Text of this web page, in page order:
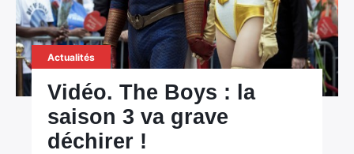
Actualités
Vidéo. The Boys : la
saison 3 va grave
déchirer !